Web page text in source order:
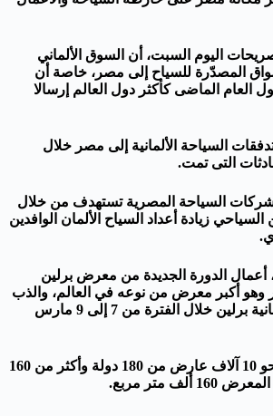
اليوم السبت، أن السوق الألماني
المصدّرة للسياح إلى مصر، خاصة أن
العام الماضى كأكثر دول العالم إرسالا
السياحة الألمانية إلى مصر خلال
التى تمت.
السياحة المصرية تستهدف من خلال
زيادة أعداد السياح الألمان الوافدين
أعمال الدورة الجديدة من معرض برلين
وهو أكبر معرض من نوعه في العالم، والذب
تستضيفه العاصمة الألمانية برلين خلال الفترة من 7 إلى 9 مارس
ويشارك في المعرض نحو 10 آلاف عارض من 180 دولة وأكثر من 160
متر مربع.